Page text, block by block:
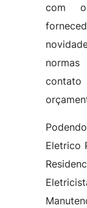
com
normas
Eletrico